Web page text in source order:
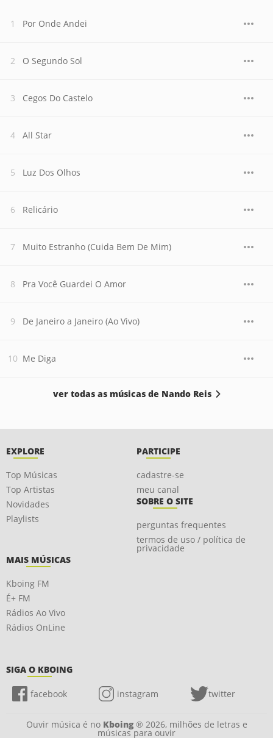
Por Onde Andei
O Segundo Sol
Cegos Do Castelo
All Star
Luz Dos Olhos
Relicário
Muito Estranho (Cuida Bem De Mim)
Pra Você Guardei O Amor
De Janeiro a Janeiro (Ao Vivo)
Me Diga
ver todas as músicas de Nando Reis
EXPLORE
Top Músicas
Top Artistas
Novidades
Playlists
PARTICIPE
cadastre-se
meu canal
SOBRE O SITE
perguntas frequentes
termos de uso / política de
privacidade
MAIS MÚSICAS
Kboing FM
É+ FM
Rádios Ao Vivo
Rádios OnLine
SIGA O KBOING
facebook instagram twitter
Ouvir música é no Kboing® 2026, milhões de letras e
músicas para ouvir